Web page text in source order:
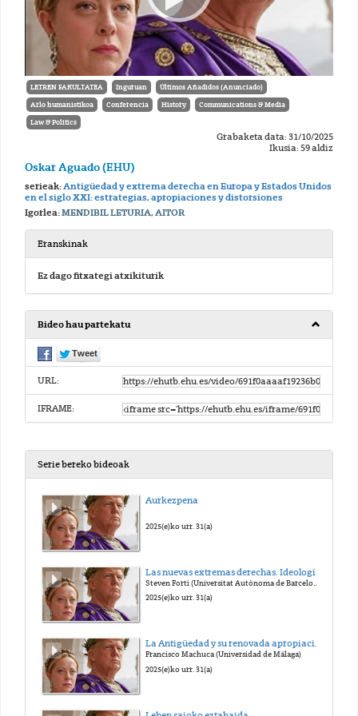
LETREN FAKULTATEA Inguruan Últimos Añadidos (Anunciado)
Arlo humanistikoa Conferencia History Communications & Media
Law & Politics
Grabaketa data: 31/10/2025
Ikusia: 59 aldiz
Oskar Aguado (EHU)
serieak:Antigüedad y extrema derecha en Europa y Estados Unidos
en el siglo XXI: estrategias, apropiaciones y distorsiones
Igorlea:MENDIBIL LETURIA, AITOR
Eranskinak
Ez dago fitxategi atxikiturik
Bideo hau partekatu
URL:
IFRAME:
Serie bereko bideoak
Aurkezpena
2025(e)ko urr. 31(a)
Steven Forti (Universitat Autònoma de Barcelona)
2025(e)ko urr. 31(a)
La Antigüedad y su renovada apropiación política: la recepción del mundo antiguo en la extrema derecha actual
Francisco Machuca (Universidad de Málaga)
2025(e)ko urr. 31(a)